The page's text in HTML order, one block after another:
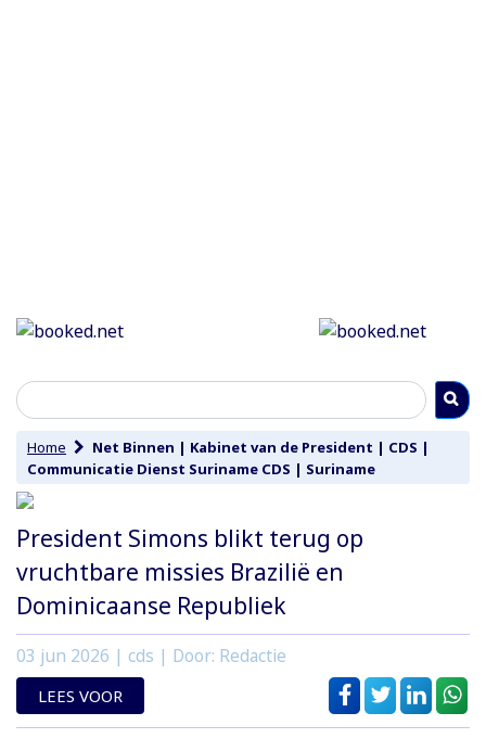
Home Net Binnen | Kabinet van de President | CDS |
Communicatie Dienst Suriname CDS | Suriname
President Simons blikt terug op
vruchtbare missies Brazilië en
Dominicaanse Republiek
03 jun 2026 | cds | Door: Redactie
LEES VOOR